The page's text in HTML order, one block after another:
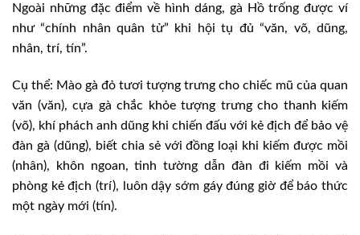
Ngoài những đặc điểm về hình dáng, gà Hồ trống được ví
như “chính nhân quân tử” khi hội tụ đủ “văn, võ, dũng,
nhân, trí, tín”.
Cụ thể: Mào gà đỏ tươi tượng trưng cho chiếc mũ của quan
văn (văn), cựa gà chắc khỏe tượng trưng cho thanh kiếm
(võ), khí phách anh dũng khi chiến đấu với kẻ địch để bảo vệ
đàn gà (dũng), biết chia sẻ với đồng loại khi kiếm được mồi
(nhân), khôn ngoan, tinh tường dẫn đàn đi kiếm mồi và
phòng kẻ địch (trí), luôn dậy sớm gáy đúng giờ để báo thức
một ngày mới (tín).